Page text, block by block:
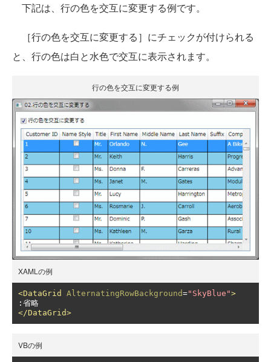
下記は、行の色を交互に変更する例です。
［行の色を交互に変更する］にチェックが付けられる
と、行の色は白と水色で交互に表示されます。
行の色を交互に変更する例
XAMLの例
<DataGrid AlternatingRowBackground="SkyBlue">
</DataGrid>
VBの例